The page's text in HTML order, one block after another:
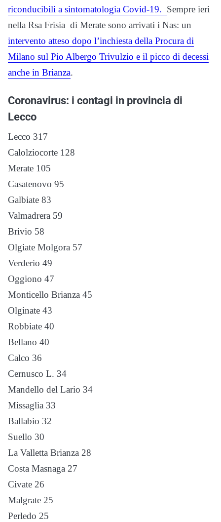
riconducibili a sintomatologia Covid-19. Sempre ieri
nella Rsa Frisia di Merate sono arrivati i Nas: un
intervento atteso dopo l’inchiesta della Procura di
Milano sul Pio Albergo Trivulzio e il picco di decessi
anche in Brianza.
Coronavirus: i contagi in provincia di
Lecco
Lecco 317
Calolziocorte 128
Merate 105
Casatenovo 95
Galbiate 83
Valmadrera 59
Brivio 58
Olgiate Molgora 57
Verderio 49
Oggiono 47
Monticello Brianza 45
Olginate 43
Robbiate 40
Bellano 40
Calco 36
Cernusco L. 34
Mandello del Lario 34
Missaglia 33
Ballabio 32
Suello 30
La Valletta Brianza 28
Costa Masnaga 27
Civate 26
Malgrate 25
Perledo 25